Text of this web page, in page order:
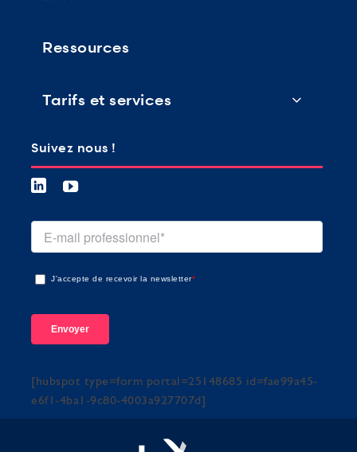
Ressources
Tarifs et services
Suivez nous !
J'accepte de recevoir la newsletter*
[hubspot type=form portal=25148685 id=fae99a45-
e6f1-4ba1-9c80-4003a927707d]